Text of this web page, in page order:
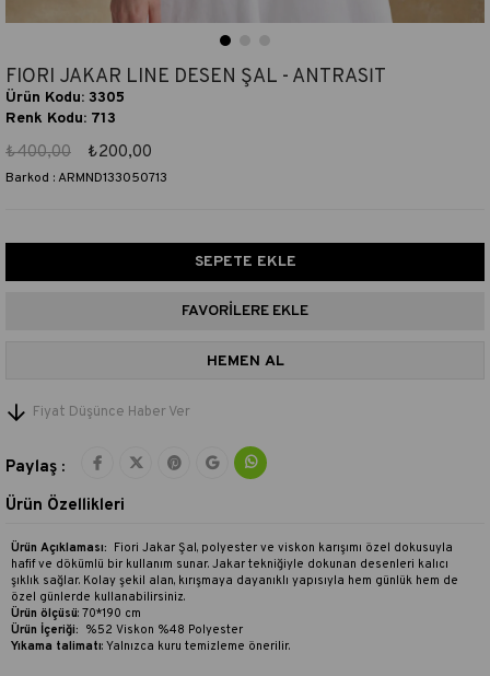
FIORI JAKAR LINE DESEN ŞAL - ANTRASİT
Ürün Kodu: 3305
Renk Kodu: 713
₺400,00 ₺200,00
Barkod :ARMND133050713
FAVORILERE EKLE
Fiyat Düşünce Haber Ver
Paylaş :
Ürün Özellikleri
Ürün Açıklaması: Fiori Jakar Şal, polyester ve viskon karışımı özel dokusuyla
hafif ve dökümlü bir kullanım sunar. Jakar tekniğiyle dokunan desenleri kalıcı
şıklık sağlar. Kolay şekil alan, kırışmaya dayanıklı yapısıyla hem günlük hem de
özel günlerde kullanabilirsiniz.
Ürün ölçüsü: 70*190 cm
Ürün İçeriği: %52 Viskon %48 Polyester
Yıkama talimatı: Yalnızca kuru temizleme önerilir.